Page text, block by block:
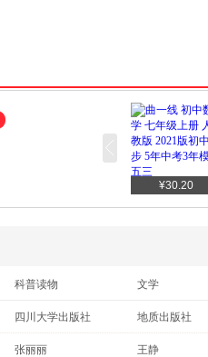
¥30.20
科普读物 文学
文化 传记
四川大学出版社 地质出版社
延边教育出版社
张丽丽 王静